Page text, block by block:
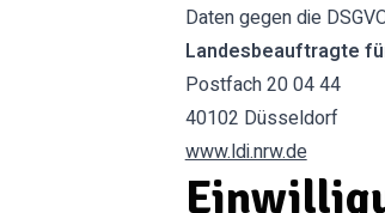
Daten gegen die
Landesbeauftragte
Postfach 20 04 44
40102 Düsseldorf
www.ldi.nrw.de